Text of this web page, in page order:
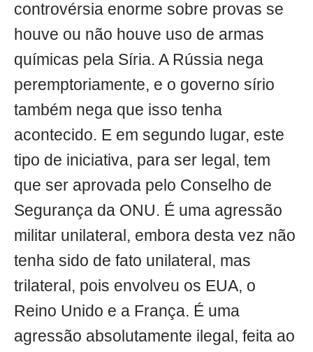
controvérsia enorme sobre provas se
houve ou não houve uso de armas
químicas pela Síria. A Rússia nega
peremptoriamente, e o governo sírio
também nega que isso tenha
acontecido. E em segundo lugar, este
tipo de iniciativa, para ser legal, tem
que ser aprovada pelo Conselho de
Segurança da ONU. É uma agressão
militar unilateral, embora desta vez não
tenha sido de fato unilateral, mas
trilateral, pois envolveu os EUA, o
Reino Unido e a França. É uma
agressão absolutamente ilegal, feita ao